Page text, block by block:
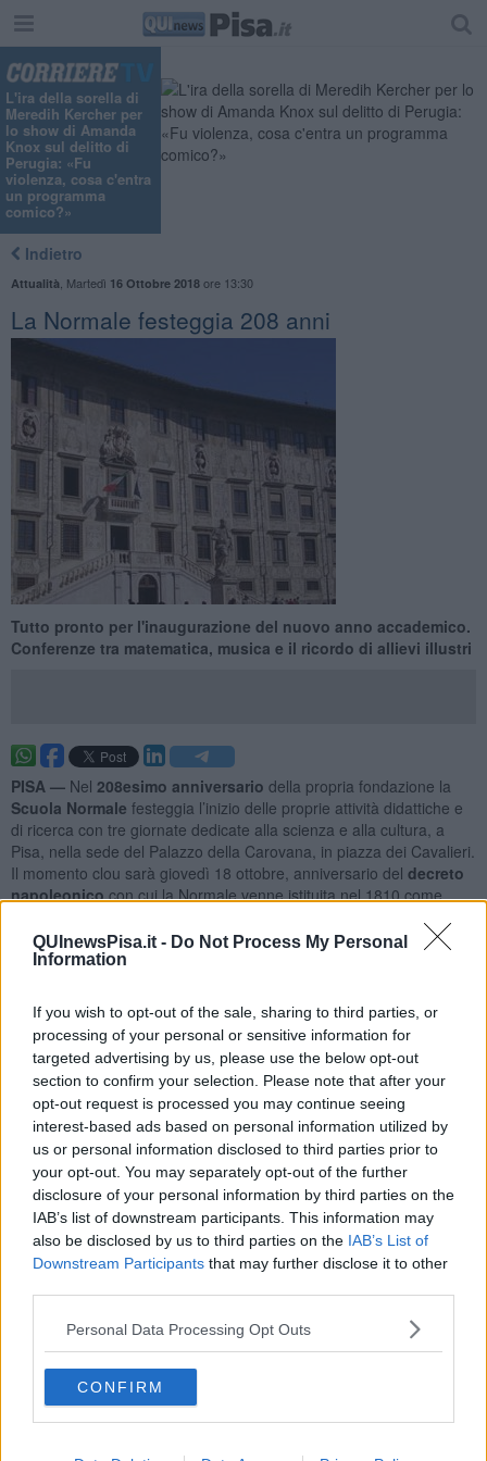
QUInewsPisa.it - Do Not Process My Personal
Information
If you wish to opt-out of the sale, sharing to third parties, or
processing of your personal or sensitive information for
targeted advertising by us, please use the below opt-out
section to confirm your selection. Please note that after your
opt-out request is processed you may continue seeing
interest-based ads based on personal information utilized by
us or personal information disclosed to third parties prior to
your opt-out. You may separately opt-out of the further
disclosure of your personal information by third parties on the
IAB’s list of downstream participants. This information may
also be disclosed by us to third parties on the IAB’s List of
Downstream Participants that may further disclose it to other
Personal Data Processing Opt Outs
CONFIRM
L'ira della sorella di
Meredih Kercher per
lo show di Amanda
Knox sul delitto di
Perugia: «Fu
violenza, cosa c'entra
un programma
comico?»
Indietro
Attualità Martedì 16 Ottobre 2018ore 13:30
La Normale festeggia 208 anni
Tutto pronto per l'inaugurazione del nuovo anno accademico.
Conferenze tra matematica, musica e il ricordo di allievi illustri
PISA — Nel 208esimo anniversario della propria fondazione la
Scuola Normale festeggia l’inizio delle proprie attività didattiche e
di ricerca con tre giornate dedicate alla scienza e alla cultura, a
Pisa, nella sede del Palazzo della Carovana, in piazza dei Cavalieri.
Il momento clou sarà giovedì 18 ottobre, anniversario del decreto
napoleonicocon cui la Normale venne istituita nel 1810 come
Alle 15 è prevista la prolusione del professor
mandato di direttore. A seguire il simposio"Armonie del futuro. La
musica tra arte e scienza",con gli interventi di professori, musicisti,
scrittori:Marica Branchesi(Gran Sasso Science Institute),
e luci dall’Universo”;Mario Ruffini(Presidente del Centro Studi
Dallapiccola),“Dallapiccola e il Novecento. Dialogo fra le arti nella
Firenze degli anni Trenta”; Ferdinando Abbri(Università di Siena),
“Un teatro ordinato delle cose: alchimia, chimica e musica”; Carlo
Boccadoro (direttore artistico de I concerti della Normale),
in movimento”; Stefano Isola (Università di Camerino),“La teoria
musicale tra scienza antica e scienza moderna”; Paolo Maurensig
scrittore di
“Canone inverso” e“Una nota tra le righe. Le mie
esperienze”.
Alle 18.30 ci sarà l’inaugurazione del rinnovato allestimento
dell’esposizione di opere di arte contemporanea alla Scuola
Normale, realizzato in collaborazione con il Centro Pecci di Prato,